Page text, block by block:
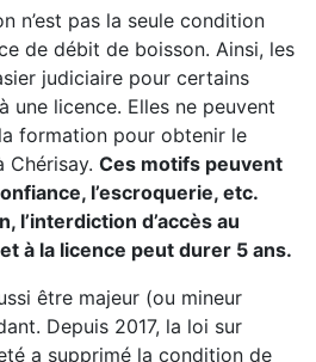
n’est pas la seule condition
de débit de boisson. Ainsi, les
judiciaire pour certains
une licence. Elles ne peuvent
formation pour obtenir le
Chérisay. Ces motifs peuvent
l’escroquerie, etc.
l’interdiction d’accès au
à la licence peut durer 5 ans.
être majeur (ou mineur
Depuis 2017, la loi sur
a supprimé la condition de